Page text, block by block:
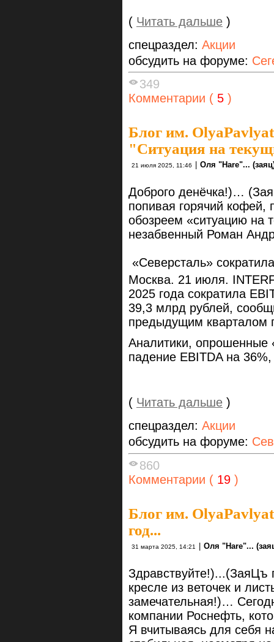
( Читать дальше )
спецраздел: Акции
обсудить на форуме:
349
Комментарии ( 5 )
Блог им.
"Ситуация на
21 июля 2025, 11:46 Оля "Hare"...
Доброго денёчка!)…
попивая горячий кофей,
обозреем «ситуацию на
незабвенный
«Северсталь»
Москва. 21 июля.
2025 года сократила
39,3 млрд рублей,
предыдущим кварталом
Аналитики, опрошенные
падение EBITDA на
( Читать дальше )
спецраздел: Акции
обсудить на форуме:
860
Комментарии ( 19 )
Блог им.
год...
31 марта 2025, 14:21 | Оля "Hare"...
Здравствуйте!)...(ЗаяЦъ
кресле из веточек и
замечательная!)…
компании Роснефть,
Я вчитываясь для себя